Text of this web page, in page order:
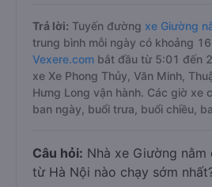
Trả lời: Tuyến đường xe Giường
trung bình mỗi ngày có khoảng
Vexere.com bắt đầu từ 5:01 đến
xe Xe Phong Thủy, Văn Minh,
Hưng Long vận hành. Các giờ xe
ban ngày, buổi trưa, buổi chiều,
Câu hỏi: Nhà xe Giường nằm
từ Hà Nội nào chạy sớm